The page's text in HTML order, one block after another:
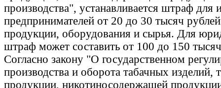
производства", устанавливается штраф для
предпринимателей от 20 до 30 тысяч
продукции, оборудования и сырья. Для
штраф может составить от 100 до 150
Согласно закону "О государственном
производства и оборота табачных изделий,
продукции, никотиносодержащей